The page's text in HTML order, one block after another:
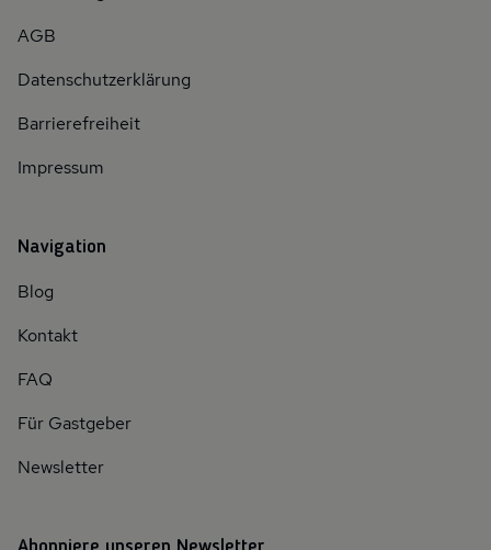
AGB
Datenschutzerklärung
Barrierefreiheit
Impressum
Navigation
Blog
Kontakt
FAQ
Für Gastgeber
Newsletter